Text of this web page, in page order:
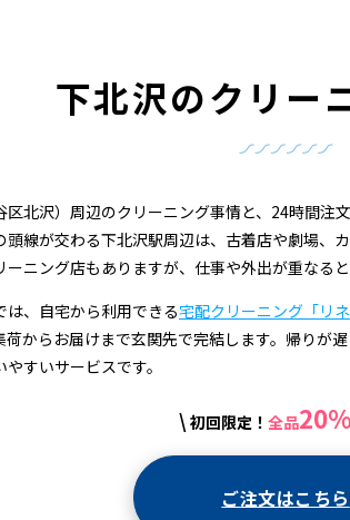
下北沢のクリー
区北沢）周辺のクリーニング事情と、24時間注
頭線が交わる下北沢駅周辺は、古着店や劇場、
ーニング店もありますが、仕事や外出が重なる
は、自宅から利用できる宅配クリーニング「リネ
荷からお届けまで玄関先で完結します。帰りが
すいサービスです。
\ 初回限定！ 全品20%
ご注文はこちら